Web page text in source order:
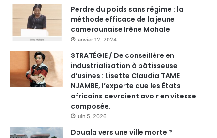
Perdre du poids sans régime : la
méthode efficace de la jeune
camerounaise Irène Mohale
janvier 12, 2024
STRATÉGIE / De conseillère en
industrialisation à bâtisseuse
d’usines : Lisette Claudia TAME
NJAMBE, l’experte que les États
africains devraient avoir en vitesse
composée.
juin 5, 2026
Douala vers une ville morte ?